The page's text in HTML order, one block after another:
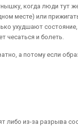
когда люди тут
месте) или
ухудшают
чесаться и болеть.
а потому если
либо из-за разрыва